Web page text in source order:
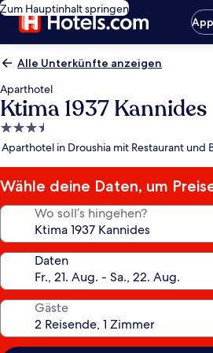
Zum Hauptinhalt springen
Alle Unterkünfte anzeigen
Aparthotel
Ktima 1937 Kannides
3.5-
Sterne-
Aparthotel in Droushia mit Restaurant und
Wähle deine Daten, um
Wo soll’s hingehen?
Daten
Gäste